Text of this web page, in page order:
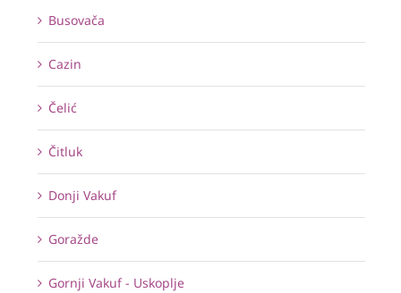
Busovača
Cazin
Čelić
Čitluk
Donji Vakuf
Goražde
Gornji Vakuf - Uskoplje